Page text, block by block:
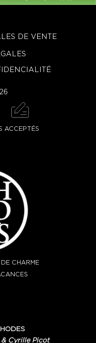
DE VENTE
ACCEPTÉS
CHARME
Cyrille Picot